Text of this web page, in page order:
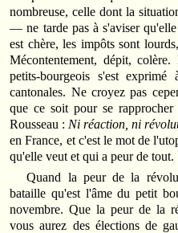
nombreuse, celle dont la
— ne tarde pas à s'aviser
est chère, les impôts sont
Mécontentement, dépit,
petits-bourgeois s'est
cantonales. Ne croyez pas
que ce soit pour se
Rousseau : Ni réaction, ni
en France, et c'est le mot de
qu'elle veut et qui a peur de tout.
Quand la peur de la
bataille qu'est l'âme du petit
novembre. Que la peur de la
vous aurez des élections de